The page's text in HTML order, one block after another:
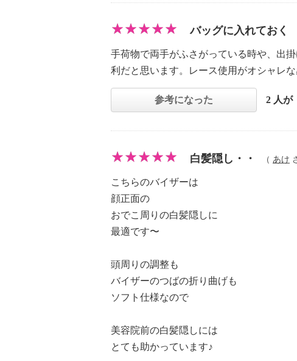
バッグに入れておく
手荷物で両手がふさがっている時や、出
利だと思います。レース使用がオシャレな
参考になった 2 人が
白髪隠し・・ （ あけ
こちらのバイザーは
顔正面の
おでこ周りの白髪隠しに
最適です〜
頭周りの調整も
バイザーのつばの折り曲げも
ソフト仕様なので
美容院前の白髪隠しには
とても助かっています♪